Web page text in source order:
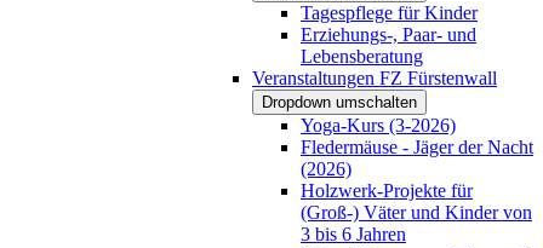
Tagespflege für Kinder
Erziehungs-, Paar- und
Lebensberatung
Veranstaltungen FZ Fürstenwall
Dropdown umschalten
Yoga-Kurs (3-2026)
Fledermäuse - Jäger der Nacht
(2026)
Holzwerk-Projekte für
(Groß-) Väter und Kinder von
3 bis 6 Jahren